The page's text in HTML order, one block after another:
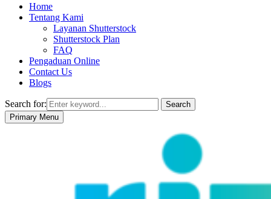
Home
Tentang Kami
Layanan Shutterstock
Shutterstock Plan
FAQ
Pengaduan Online
Contact Us
Blogs
Search for:
Search
Primary Menu